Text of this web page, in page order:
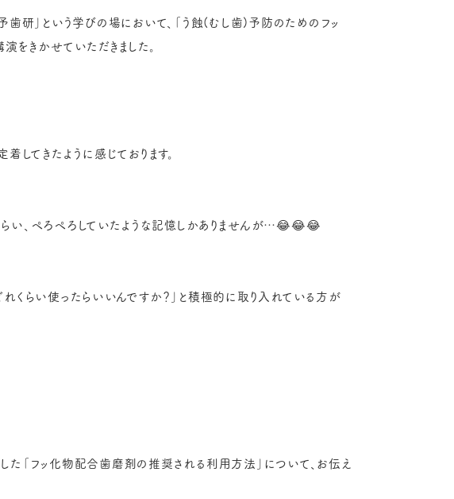
歯研」という学びの場において、「う蝕(むし歯)予防のためのフッ
きかせていただきました。
してきたように感じております。
い、ぺろぺろしていたような記憶しかありませんが…😂😂😂
くらい使ったらいいんですか？」と積極的に取り入れている方が
「フッ化物配合歯磨剤の推奨される利用方法」について、お伝え